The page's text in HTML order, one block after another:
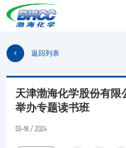
返回列表
天津渤海化学股份有限
举办专题读书班
03-18 / 2024